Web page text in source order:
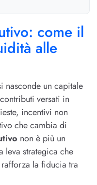
come il
alle
nasconde un capitale
versati in
incentivi non
che cambia di
non è più un
leva strategica che
la fiducia tra